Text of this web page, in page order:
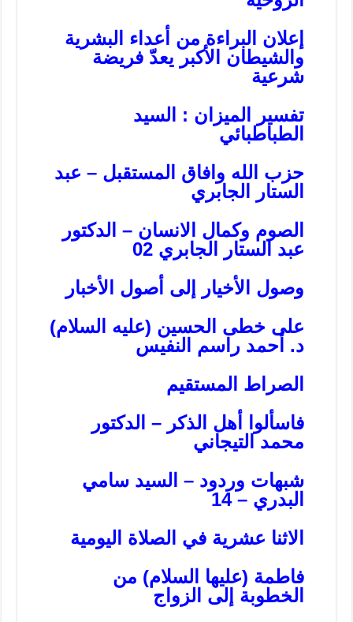
إعلان البراءة من أعداء البشرية
والشيطان الأكبر يعدّ فريضة
شرعية
تفسير الميزان : السيد
الطباطبائي
حزب الله وافاق المستقبل – عبد
الستار الجابري
الصوم وكمال الانسان – الدكتور
عبد الستار الجابري 02
وصول الأخيار إلى أصول الأخبار
على خطى الحسين (عليه السلام)
د. أحمد راسم النفيس
الصراط المستقيم
فاسألوا أهل الذكر – الدكتور
محمد التيجاني
شبهات وردود – السيد سامي
البدري – 14
الاثنا عشرية في الصلاة اليومية
فاطمة (عليها السلام) من
الخطوبة إلى الزواج